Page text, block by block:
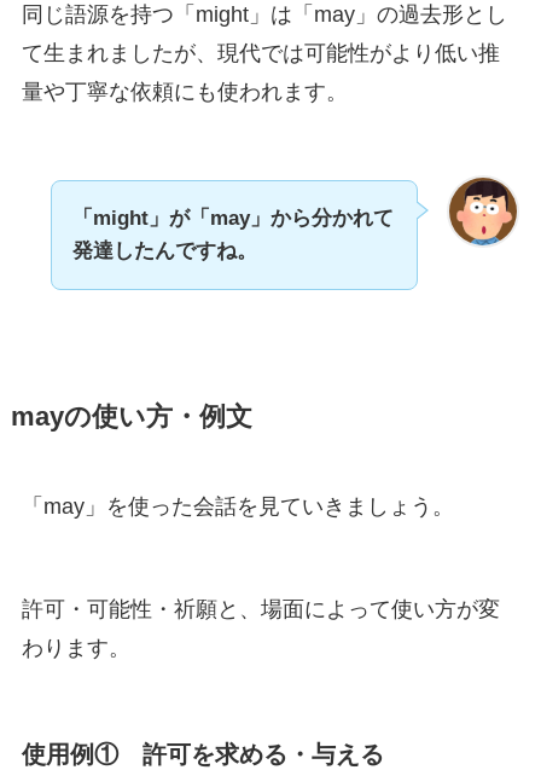
同じ語源を持つ「might」は「may」の過去形とし
て生まれましたが、現代では可能性がより低い推
量や丁寧な依頼にも使われます。
「might」が「may」から分かれて
発達したんですね。
mayの使い方・例文
「may」を使った会話を見ていきましょう。
許可・可能性・祈願と、場面によって使い方が変
わります。
使用例① 許可を求める・与える